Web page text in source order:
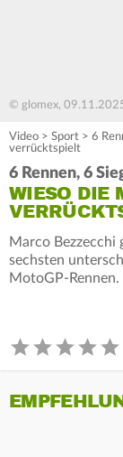
© glomex,
Video > Sport > 6
verrücktspielt
6 Rennen, 6
WIESO DIE
Marco
sechsten
MotoGP-